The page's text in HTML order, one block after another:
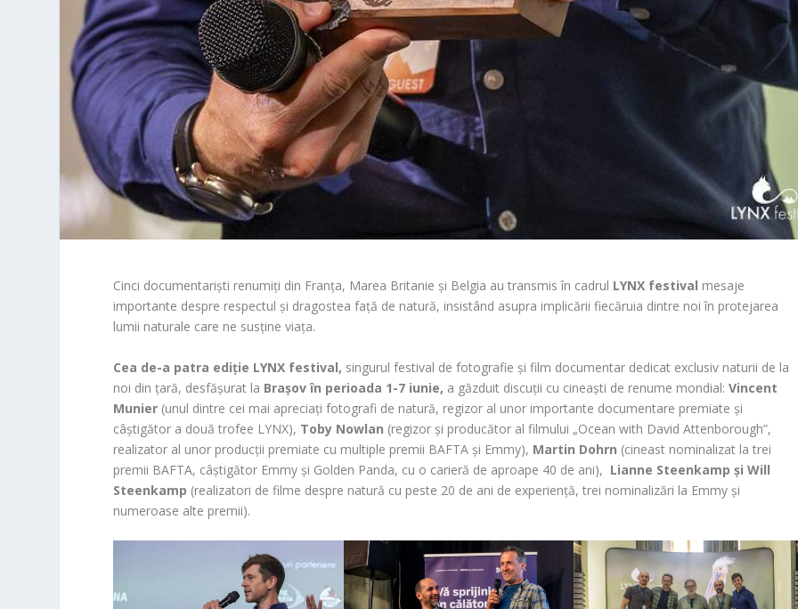
Cinci documentariști renumiți din Franța, Marea Britanie și Belgia au transmis în cadrul LYNX festival mesaje
importante despre respectul și dragostea față de natură, insistând asupra implicării fiecăruia dintre noi în protejarea
lumii naturale care ne susține viața.
Cea de-a patra ediție LYNX festival, singurul festival de fotografie și film documentar dedicat exclusiv naturii de la
noi din țară, desfășurat la Brașov în perioada 1-7 iunie, a găzduit discuții cu cineaști de renume mondial:Vincent
Munier (unul dintre cei mai apreciați fotografi de natură, regizor al unor importante documentare premiate și
câștigător a două trofee LYNX), Toby Nowlan (regizor și producător al filmului „Ocean with David Attenborough”,
realizator al unor producții premiate cu multiple premii BAFTA și Emmy), Martin Dohrn (cineast nominalizat la trei
premii BAFTA, câștigător Emmy și Golden Panda, cu o carieră de aproape 40 de ani), Lianne Steenkamp și Will
Steenkamp (realizatori de filme despre natură cu peste 20 de ani de experiență, trei nominalizări la Emmy și
numeroase alte premii).